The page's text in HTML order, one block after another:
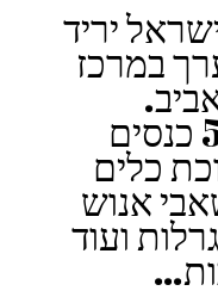
יריד
במרכז
היריד יורכב מ-5 כנסים
כלים
אנוש
ועוד